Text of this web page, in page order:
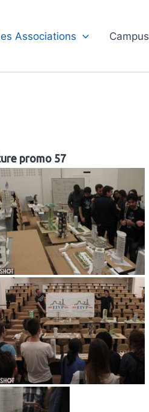
Associations Campus
promo 57